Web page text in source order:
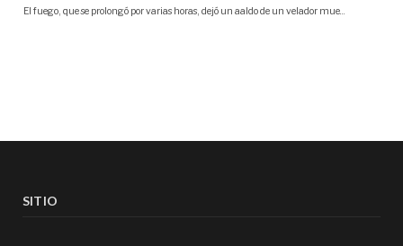
SITIO